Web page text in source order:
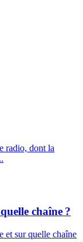
radio, dont la
chaîne ?
et sur quelle chaîne